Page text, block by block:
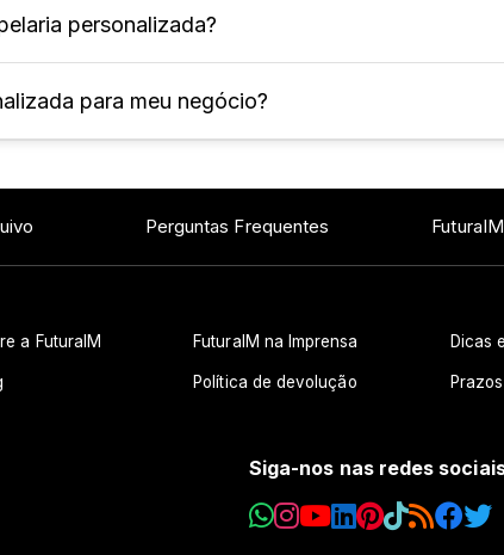
criados de acordo com as preferências e
identidade visual única e exclusiva.
personalizada?
ser personalizados no dia a dia, entre eles:
para meu negócio?
Perguntas Frequentes
a FuturaIM FuturaIM na Imprensa Dicas
Política de devolução Prazos
Siga-nos nas redes